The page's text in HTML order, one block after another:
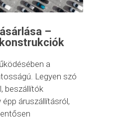
–
a
Legyen szó
beszállítók
áruszállításról,